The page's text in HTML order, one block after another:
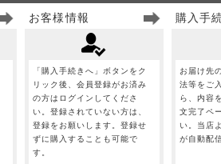
お客様情報
「購入手続きへ」ボタンをク
リック後、会員登録がお済み
の方はログインしてくださ
い。登録されていない方は、
登録をお願いします。登録せ
ずに購入することも可能で
す。
購入手
お届け先
法等をご
ら、内容
文完了ペ
い。当店
が自動配